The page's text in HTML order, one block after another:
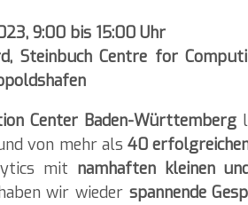
9:00 bis 15:00 Uhr
Steinbuch Centre for
Center Baden-Württemberg
von mehr als40
mit namhaften kleinen
wir wieder spannende